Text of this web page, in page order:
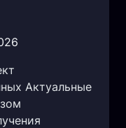
Актуальные